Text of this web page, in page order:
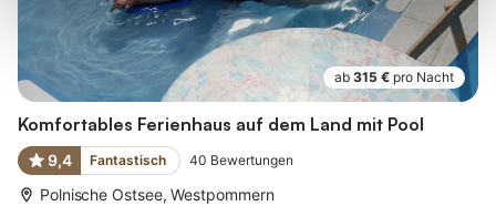
ab 315 € pro Nacht
Komfortables Ferienhaus auf dem Land mit Pool
9,4 Fantastisch 40 Bewertungen
Polnische Ostsee, Westpommern